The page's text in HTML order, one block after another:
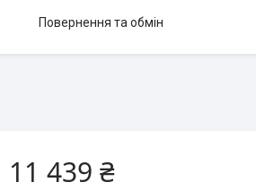
Повернення та обмін
11 439 ₴